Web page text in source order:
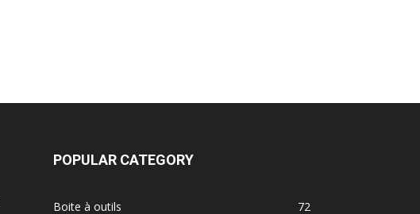
POPULAR CATEGORY
Boite à outils 72